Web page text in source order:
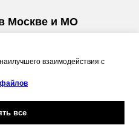
Москве и МО
заказ.
месяцвзаимодействия с
все